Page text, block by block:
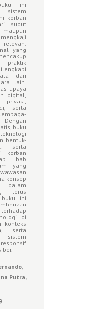
ini
sistem
korban
sudut
yang
dari
lain.
upaya
digital,
serta
Dengan
buku
bentuk-
serta
korban
bab
yang
konsep
dalam
terus
buku ini
di
konteks
serta
sistem
Putra,